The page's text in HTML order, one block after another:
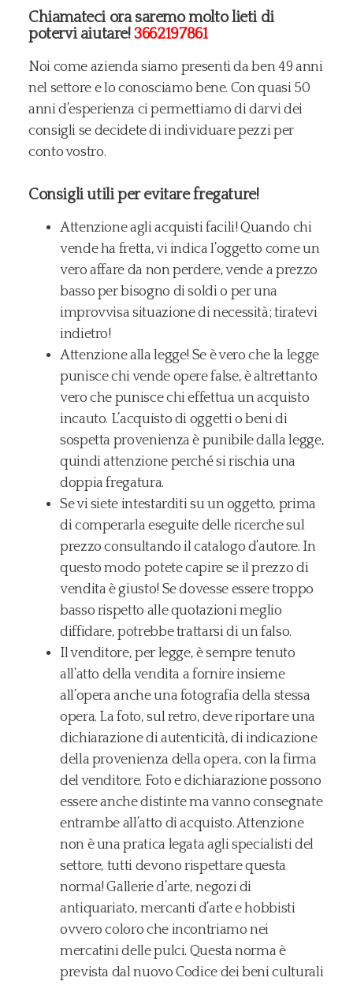
Chiamateci ora saremo molto lieti di
potervi aiutare!3662197861
Noi come azienda siamo presenti da ben 49 anni
nel settore e lo conosciamo bene. Con quasi 50
anni d’esperienza ci permettiamo di darvi dei
consigli se decidete di individuare pezzi per
conto vostro.
Consigli utili per evitare fregature!
​Attenzione agli acquisti facili! Quando chi
vende ha fretta, vi indica l’oggetto come un
vero affare da non perdere, vende a prezzo
basso per bisogno di soldi o per una
improvvisa situazione di necessità; tiratevi
indietro!
Attenzione alla legge! Se è vero che la legge
punisce chi vende opere false, è altrettanto
vero che punisce chi effettua un acquisto
incauto. L’acquisto di oggetti o beni di
sospetta provenienza è punibile dalla legge,
quindi attenzione perché si rischia una
doppia fregatura.
Se vi siete intestarditi su un oggetto, prima
di comperarla eseguite delle ricerche sul
prezzo consultando il catalogo d’autore. In
questo modo potete capire se il prezzo di
vendita è giusto! Se dovesse essere troppo
basso rispetto alle quotazioni meglio
diffidare, potrebbe trattarsi di un falso.
Il venditore, per legge, è sempre tenuto
all’atto della vendita a fornire insieme
all’opera anche una fotografia della stessa
opera. La foto, sul retro, deve riportare una
dichiarazione di autenticità, di indicazione
della provenienza della opera, con la firma
del venditore. Foto e dichiarazione possono
essere anche distinte ma vanno consegnate
entrambe all’atto di acquisto. Attenzione
non è una pratica legata agli specialisti del
settore, tutti devono rispettare questa
norma! Gallerie d’arte, negozi di
antiquariato, mercanti d’arte e hobbisti
ovvero coloro che incontriamo nei
mercatini delle pulci. Questa norma è
prevista dal nuovo Codice dei beni culturali